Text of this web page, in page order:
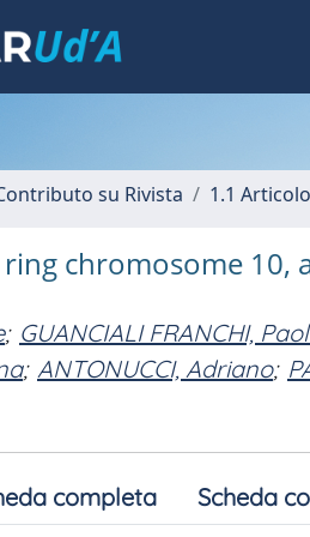
su Rivista 1.1
chromosome 10,
; GUANCIALI FRANCHI,
; ANTONUCCI, Adriano;
completa Scheda